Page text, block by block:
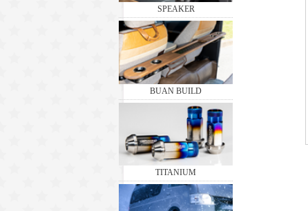
SPEAKER
BUAN BUILD
TITANIUM